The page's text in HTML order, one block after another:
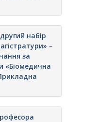
набір
–
за
«Біомедична